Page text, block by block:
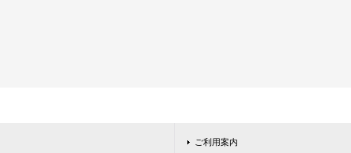
ご利用案内